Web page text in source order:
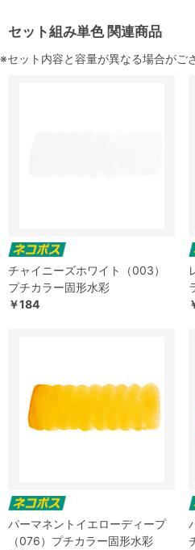
セット組み単色 関連商品
※セット内容と容量が異なる場合がご
チャイニーズホワイト（003）
プチカラー固形水彩
￥184
パーマネントイエローディープ
（076）プチカラー固形水彩